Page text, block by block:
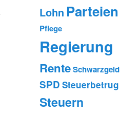
Lohn Parteien
Pflege
Regierung
RenteSchwarzgeld
SPD Steuerbetrug
Steuern